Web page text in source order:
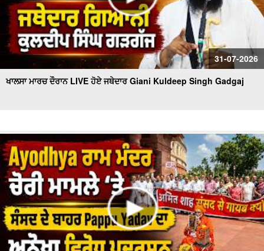
31-07-2026
ਖਾਲਸਾ ਮਾਰਚ ਦੌਰਾਨ LIVE ਹੋਏ ਜਥੇਦਾਰ Giani Kuldeep Singh Gadgaj